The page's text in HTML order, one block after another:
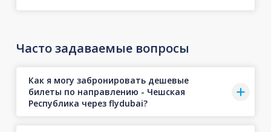
Часто задаваемые вопросы
Как я могу забронировать дешевые
билеты по направлению - Чешская
Республика через flydubai?